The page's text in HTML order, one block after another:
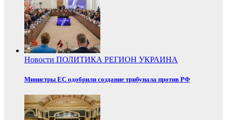
Новости ПОЛИТИКА РЕГИОН УКРАИНА
Министры ЕС одобрили создание трибунала против РФ